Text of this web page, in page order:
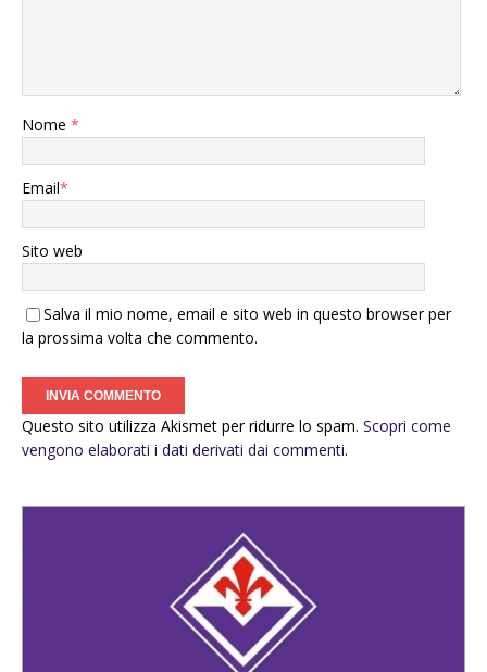
Nome *
Email*
Sito web
Salva il mio nome, email e sito web in questo browser per
la prossima volta che commento.
Questo sito utilizza Akismet per ridurre lo spam. Scopri come
vengono elaborati i dati derivati dai commenti.